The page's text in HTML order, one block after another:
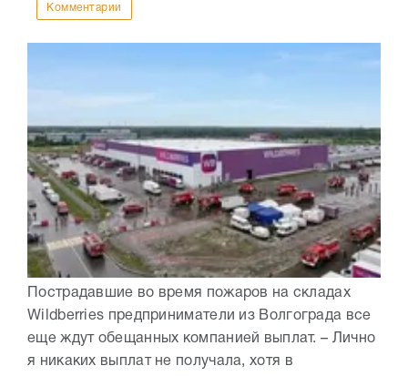
Комментарии
Пострадавшие во время пожаров на складах
Wildberries предприниматели из Волгограда все
еще ждут обещанных компанией выплат. – Лично
я никаких выплат не получала, хотя в